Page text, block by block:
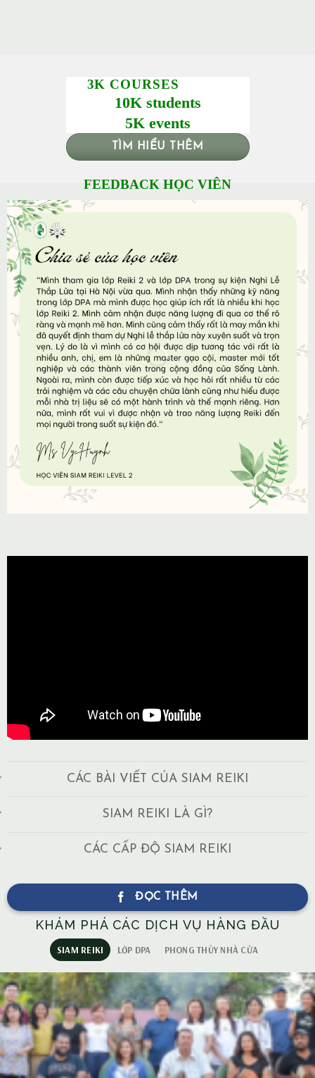
3K COURSES
10K students
5K events
TÌM HIỂU THÊM
FEEDBACK HỌC VIÊN
CÁC BÀI VIẾT CỦA SIAM REIKI
SIAM REIKI LÀ GÌ?
CÁC CẤP ĐỘ SIAM REIKI
ĐỌC THÊM
KHÁM PHÁ CÁC DỊCH VỤ HÀNG ĐẦU
SIAM REIKI LỚP DPA PHONG THỦY NHÀ CỬA